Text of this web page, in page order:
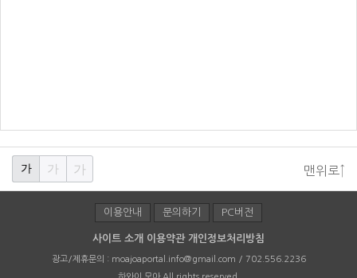
맨위로↑
가 가 가
이용안내 문의하기 PC버전
사이트 소개 이용약관 개인정보처리방침
광고/제휴문의 : moajoaportal.info@gmail.com / 702.556.2236